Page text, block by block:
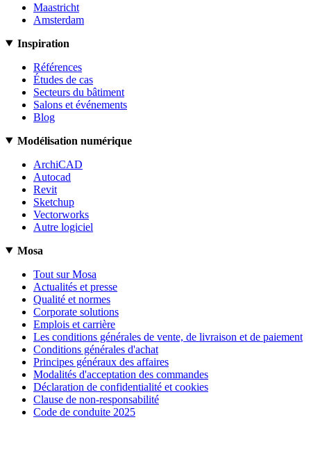
Maastricht
Amsterdam
Inspiration
Références
Études de cas
Secteurs du bâtiment
Salons et événements
Blog
Modélisation numérique
ArchiCAD
Autocad
Revit
Sketchup
Vectorworks
Autre logiciel
Mosa
Tout sur Mosa
Actualités et presse
Qualité et normes
Corporate solutions
Emplois et carrière
Les conditions générales de vente, de livraison et de paiement
Conditions générales d'achat
Principes généraux des affaires
Modalités d'acceptation des commandes
Déclaration de confidentialité et cookies
Clause de non-responsabilité
Code de conduite 2025